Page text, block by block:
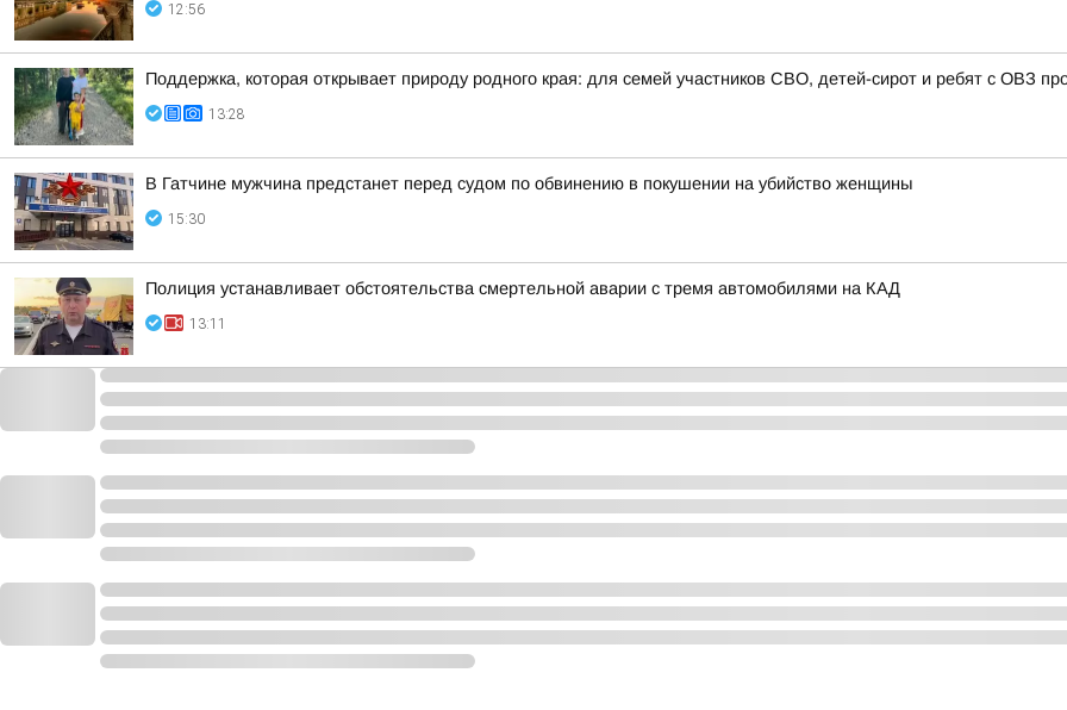
12:56
Поддержка, которая открывает природу родного края: для семей участников СВО, детей-сирот и ребят с ОВЗ
13:28
В Гатчине мужчина предстанет перед судом по обвинению в покушении на убийство женщины
15:30
Полиция устанавливает обстоятельства смертельной аварии с тремя автомобилями на КАД
13:11